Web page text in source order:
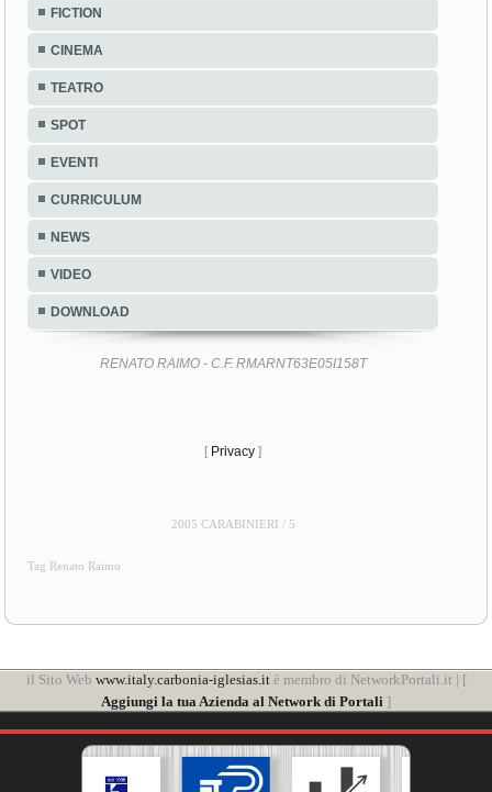
FICTION
CINEMA
TEATRO
SPOT
EVENTI
CURRICULUM
NEWS
VIDEO
DOWNLOAD
RENATO RAIMO - C.F. RMARNT63E05I158T
[ Privacy ]
2005 CARABINIERI / 5
Tag Renato Raimo
il Sito Web www.italy.carbonia-iglesias.itè membro di NetworkPortali.it | [
Aggiungi la tua Azienda al Network di Portali ]